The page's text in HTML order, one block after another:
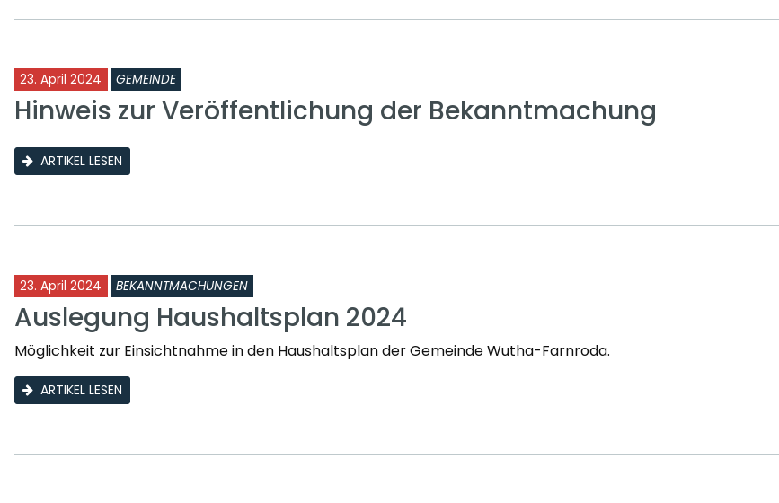
23. April 2024 GEMEINDE
Hinweis zur Veröffentlichung der Bekanntmachung
ARTIKEL LESEN
23. April 2024 BEKANNTMACHUNGEN
Auslegung Haushaltsplan 2024
Möglichkeit zur Einsichtnahme in den Haushaltsplan der Gemeinde Wutha-Farnroda.
ARTIKEL LESEN